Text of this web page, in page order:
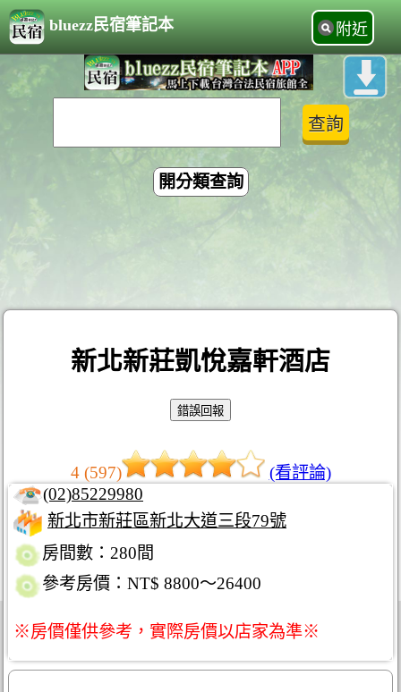
bluezz民宿筆記本 附近
開分類查詢
新北新莊凱悅嘉軒酒店
4 (597)
(看評論)
(02)85229980
新北市新莊區新北大道三段79號
房間數：280間
參考房價：NT$ 8800～26400
※房價僅供參考，實際房價以店家為準※